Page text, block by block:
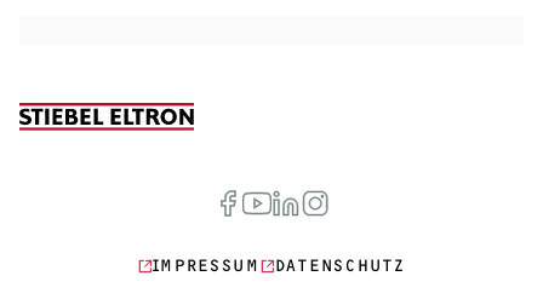
IMPRESSUM DATENSCHUTZ